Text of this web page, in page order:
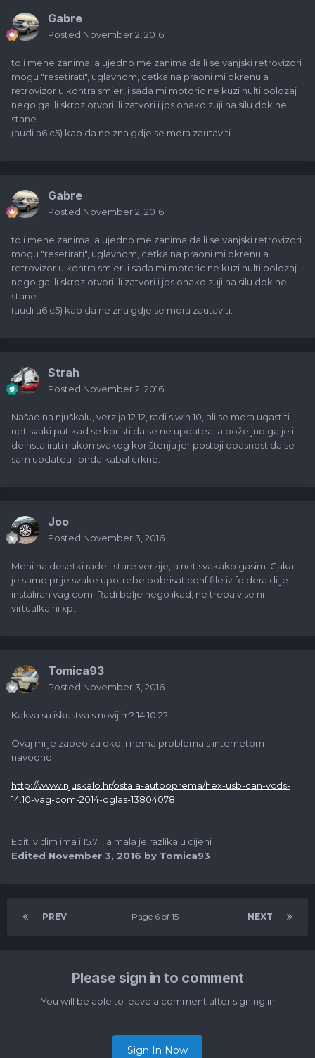
Gabre
Posted November 2, 2016
to i mene zanima, a ujedno me zanima da li se vanjski retrovizori
mogu "resetirati", uglavnom, cetka na praoni mi okrenula
retrovizor u kontra smjer, i sada mi motoric ne kuzi nulti polozaj
nego ga ili skroz otvori ili zatvori i jos onako zuji na silu dok ne
stane.
(audi a6 c5) kao da ne zna gdje se mora zautaviti.
Gabre
Posted November 2, 2016
to i mene zanima, a ujedno me zanima da li se vanjski retrovizori
mogu "resetirati", uglavnom, cetka na praoni mi okrenula
retrovizor u kontra smjer, i sada mi motoric ne kuzi nulti polozaj
nego ga ili skroz otvori ili zatvori i jos onako zuji na silu dok ne
stane.
(audi a6 c5) kao da ne zna gdje se mora zautaviti.
Strah
Posted November 2, 2016
Našao na njuškalu, verzija 12.12, radi s win 10, ali se mora ugastiti
net svaki put kad se koristi da se ne updatea, a poželjno ga je i
deinstalirati nakon svakog korištenja jer postoji opasnost da se
sam updatea i onda kabal crkne.
Joo
Posted November 3, 2016
Meni na desetki rade i stare verzije, a net svakako gasim. Caka
je samo prije svake upotrebe pobrisat conf file iz foldera di je
instaliran vag com. Radi bolje nego ikad, ne treba vise ni
virtualka ni xp.
Tomica93
Posted November 3, 2016
Kakva su iskustva s novijim? 14.10.2?
Ovaj mi je zapeo za oko, i nema problema s internetom
navodno
http://www.njuskalo.hr/ostala-autooprema/hex-usb-can-vcds-
14.10-vag-com-2014-oglas-13804078
Edit: vidim ima i 15.7.1, a mala je razlika u cijeni
Edited November 3, 2016 by Tomica93
PREV NEXT
Page 6 of 15
Please sign in to comment
You will be able to leave a comment after signing in
Sign In Now